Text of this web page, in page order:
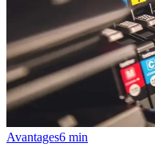
Avantages6 min